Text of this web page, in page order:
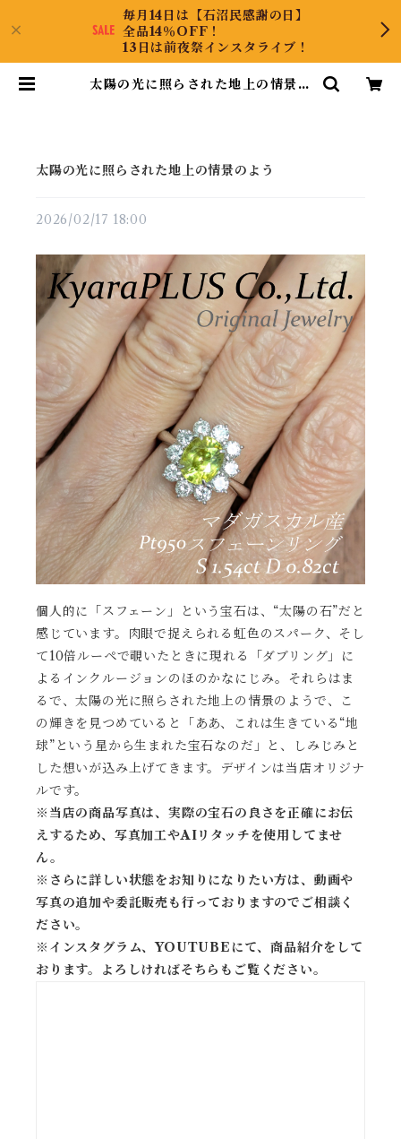
毎月14日は【石沼民感謝の日】
全品14％OFF！
13日は前夜祭インスタライブ！
太陽の光に照らされた地上の情景の
太陽の光に照らされた地上の情景のよう
2026/02/17 18:00
個人的に「スフェーン」という宝石は、“太陽の石”だと
感じています。肉眼で捉えられる虹色のスパーク、そし
て10倍ルーペで覗いたときに現れる「ダブリング」に
よるインクルージョンのほのかなにじみ。それらはま
るで、太陽の光に照らされた地上の情景のようで、こ
の輝きを見つめていると「ああ、これは生きている“地
球”という星から生まれた宝石なのだ」と、しみじみと
した想いが込み上げてきます。デザインは当店オリジナ
ルです。
※当店の商品写真は、実際の宝石の良さを正確にお伝
えするため、写真加工やAIリタッチを使用してませ
ん。
※ さらに詳しい状態をお知りになりたい方は、動画や
写真の追加や委託販売も行っておりますのでご相談く
ださい。
※ インスタグラム、YOUTUBEにて、商品紹介をして
おります。よろしければそちらもご覧ください。